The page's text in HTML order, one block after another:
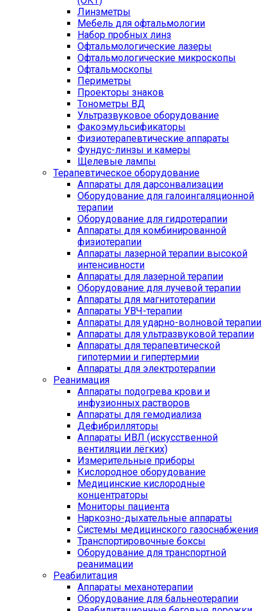
Линзметры
Мебель для офтальмологии
Набор пробных линз
Офтальмологические лазеры
Офтальмологические микроскопы
Офтальмоскопы
Периметры
Проекторы знаков
Тонометры ВД
Ультразвуковое оборудование
Факоэмульсификаторы
Физиотерапевтические аппараты
Фундус-линзы и камеры
Щелевые лампы
Терапевтическое оборудование
Аппараты для дарсонвализации
Оборудование для галоингаляционной
терапии
Оборудование для гидротерапии
Аппараты для комбинированной
физиотерапии
Аппараты лазерной терапии высокой
интенсивности
Аппараты для лазерной терапии
Оборудование для лучевой терапии
Аппараты для магнитотерапии
Аппараты УВЧ-терапии
Аппараты для ударно-волновой терапии
Аппараты для ультразвуковой терапии
Аппараты для терапевтической
гипотермии и гипертермии
Аппараты для электротерапии
Реанимация
Аппараты подогрева крови и
инфузионных растворов
Аппараты для гемодиализа
Дефибрилляторы
Аппараты ИВЛ (искусственной
вентиляции лёгких)
Измерительные приборы
Кислородное оборудование
Медицинские кислородные
концентраторы
Мониторы пациента
Наркозно-дыхательные аппараты
Системы медицинского газоснабжения
Транспортировочные боксы
Оборудование для транспортной
реанимации
Реабилитация
Аппараты механотерапии
Оборудование для бальнеотерапии